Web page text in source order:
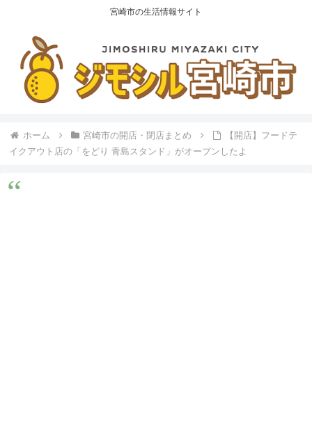
宮崎市の生活情報サイト
ホーム 宮崎市の開店・閉店まとめ
【開店】フードテ
イクアウト店の「をどり 青島スタンド」がオープンしたよ